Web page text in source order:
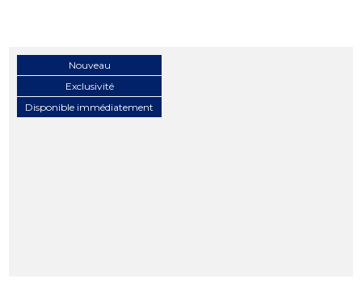
Nouveau
Exclusivité
Disponible immédiatement